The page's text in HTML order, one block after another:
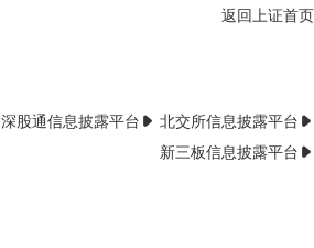
返回上证首页
深股通信息披露平台
北交所信息披露平台
新三板信息披露平台